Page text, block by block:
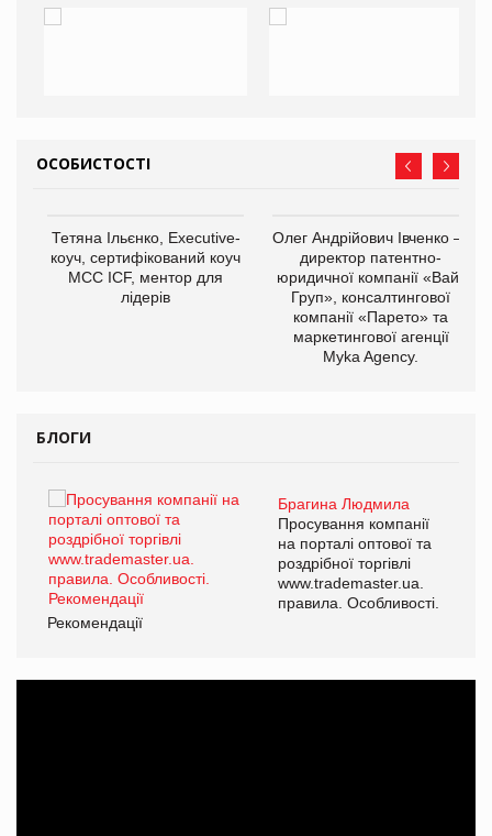
ОСОБИСТОСТІ
Тетяна Ільєнко, Executive-
коуч, сертифікований коуч
МСС ICF, ментор для
лідерів
Олег Андрійович Івченко —
директор патентно-
юридичної компанії «Вайз
Груп», консалтингової
компанії «Парето» та
маркетингової агенції
Myka Agency.
БЛОГИ
Брагина Людмила
Просування компанії
на порталі оптової та
роздрібної торгівлі
www.trademaster.ua.
правила. Особливості.
Рекомендації